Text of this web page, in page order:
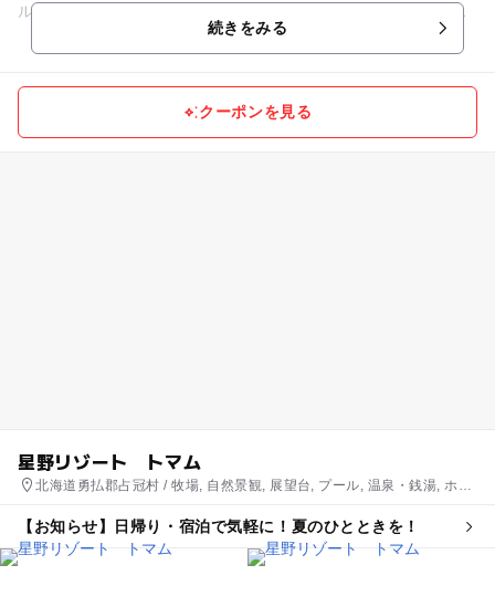
ル」を開催中！映画公開を記念した、今しか楽しめない大迫力
続きをみる
クーポンを見る
星野リゾート トマム
北海道勇払郡占冠村 / 牧場, 自然景観, 展望台, プール, 温泉・銭湯, ホテ
【お知らせ】日帰り・宿泊で気軽に！夏のひとときを！